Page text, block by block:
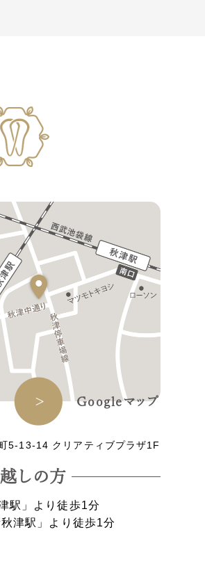
Googleマップ
5-13-14 クリアティブプラザ1F
しの⽅
駅」より徒歩1分
津駅」より徒歩1分